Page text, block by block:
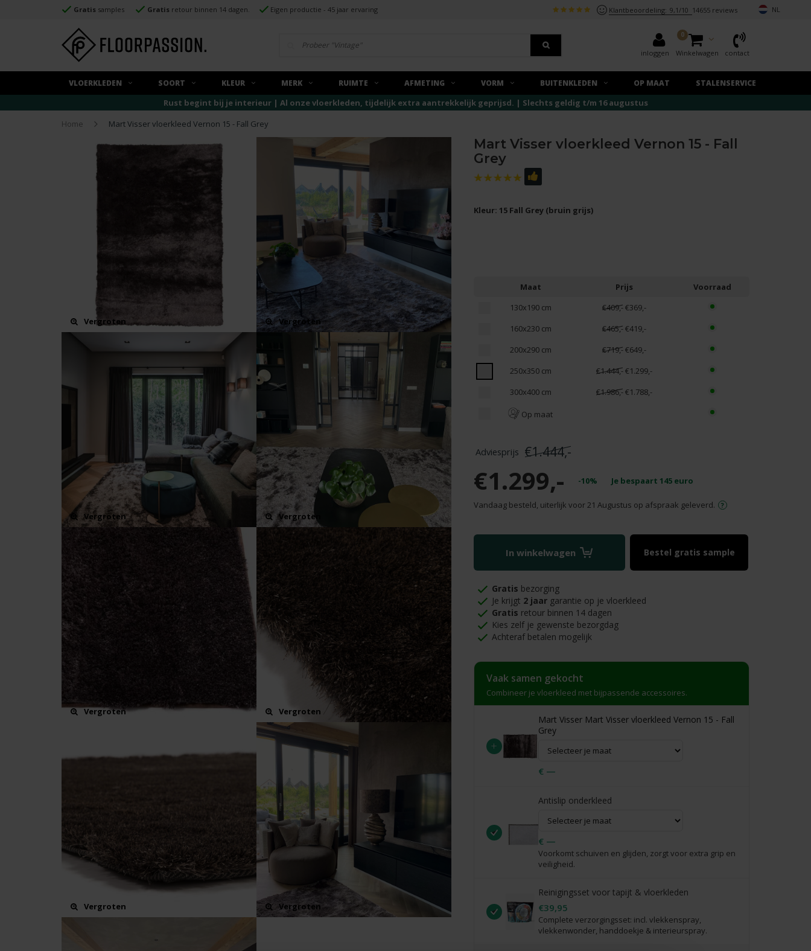
Gratis samples Gratis retour binnen 14 dagen. Eigen productie - 45 jaar ervaring Klantbeoordeling: 9,1/10 14655 reviews NL
inloggen
0
Winkelwagen contact
VLOERKLEDEN SOORT KLEUR MERK RUIMTE AFMETING VORM BUITENKLEDEN OP MAAT STALENSERVICE
Rust begint bij je interieur | Al onze vloerkleden, tijdelijk extra aantrekkelijk geprijsd. | Slechts geldig t/m 16 augustus
Home
Mart Visser vloerkleed Vernon 15 - Fall Grey
Vergroten Vergroten
Vergroten Vergroten
Vergroten Vergroten
Vergroten Vergroten
Mart Visser vloerkleed Vernon 15 - Fall
Grey
Kleur: 15 Fall Grey (bruin grijs)
Maat Prijs
Voorraad
130x190 cm
€409,-€369,-
160x230 cm
€465,-€419,-
200x290 cm
€719,-€649,-
250x350 cm
€1.444,-€1.299,-
300x400 cm
€1.986,-€1.788,-
Op maat
€1.444,-
€1.299,- -10% Je bespaart 145euro
Vandaag besteld, uiterlijk voor 21 Augustus op afspraak geleverd.
In winkelwagen Bestel gratis sample
Gratis bezorging
Je krijgt 2 jaargarantie op je vloerkleed
Gratis retour binnen 14 dagen
Kies zelf je gewenste bezorgdag
Achteraf betalen mogelijk
Vaak samen gekocht
Combineer je vloerkleed met bijpassende accessoires.
+
Mart Visser Mart Visser vloerkleed Vernon 15 - Fall
Grey
€ —
Antislip onderkleed
€ —
Voorkomt schuiven en glijden, zorgt voor extra grip en
veiligheid.
Reinigingsset voor tapijt & vloerkleden
€39,95
Complete verzorgingsset: incl. vlekkenspray,
vlekkenwonder, handdoekje & interieurspray.